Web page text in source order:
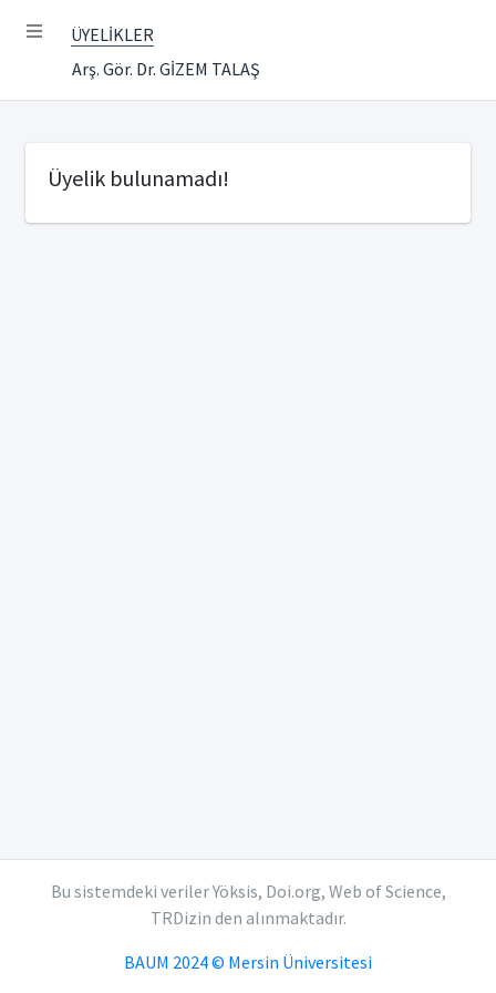
ÜYELİKLER
Arş. Gör. Dr. GİZEM TALAŞ
Üyelik bulunamadı!
Bu sistemdeki veriler Yöksis, Doi.org, Web of Science,
TRDizin den alınmaktadır.
BAUM 2024 © Mersin Üniversitesi